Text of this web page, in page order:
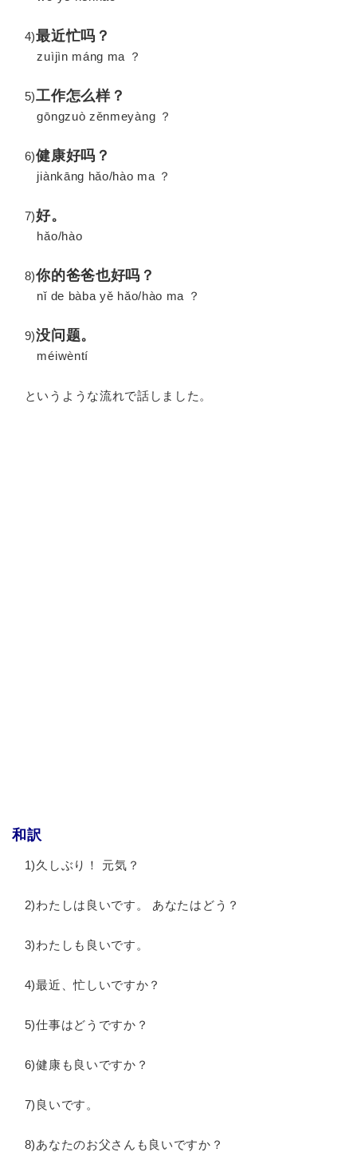
4)最近忙吗？
zuìjìn máng ma ？
5)工作怎么样？
gōngzuò zěnmeyàng ？
6)健康好吗？
jiànkāng hǎo/hào ma ？
7)好。
hǎo/hào
8)你的爸爸也好吗？
nǐ de bàba yě hǎo/hào ma ？
9)没问题。
méiwèntí
というような流れで話しました。
和訳
1)久しぶり！ 元気？
2)わたしは良いです。 あなたはどう？
3)わたしも良いです。
4)最近、忙しいですか？
5)仕事はどうですか？
6)健康も良いですか？
7)良いです。
8)あなたのお父さんも良いですか？